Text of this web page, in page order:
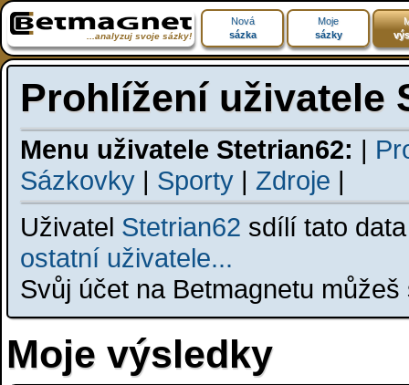
...analyzuj svoje sázky!
Nová
sázka
Moje
sázky
Prohlížení uživatele
Menu uživatele Stetrian62: |
Sázkovky | Sporty | Zdroje |
Uživatel Stetrian62 sdílí tato
ostatní uživatele...
Svůj účet na Betmagnetu
Moje výsledky